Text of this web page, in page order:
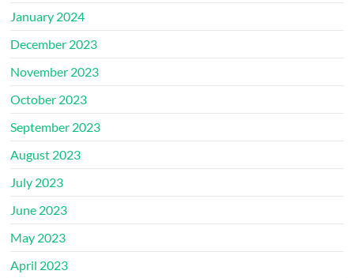
January 2024
December 2023
November 2023
October 2023
September 2023
August 2023
July 2023
June 2023
May 2023
April 2023